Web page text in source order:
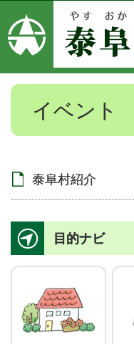
イベント
泰阜村紹介
目的ナビ